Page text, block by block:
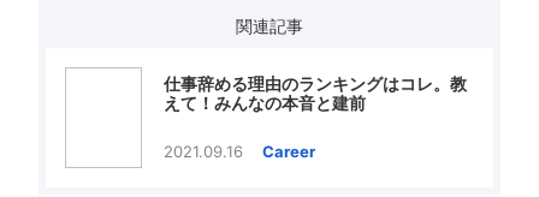
関連記事
仕事辞める理由のランキングはコレ。教
えて！みんなの本音と建前
2021.09.16 Career